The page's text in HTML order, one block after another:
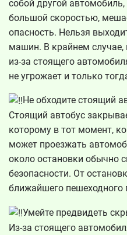
собой другой
большой скоростью,
опасность. Нельзя
машин. В крайнем
из-за стоящего
не угрожает и только
Не обходите стоящий
Стоящий автобус
которому в тот момент,
может проезжать
около остановки обычно
безопасности. От
ближайшего пешеходного
Умейте предвидеть
Из-за стоящего